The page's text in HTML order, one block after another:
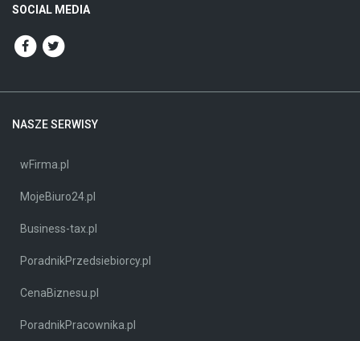
SOCIAL MEDIA
NASZE SERWISY
wFirma.pl
MojeBiuro24.pl
Business-tax.pl
PoradnikPrzedsiebiorcy.pl
CenaBiznesu.pl
PoradnikPracownika.pl